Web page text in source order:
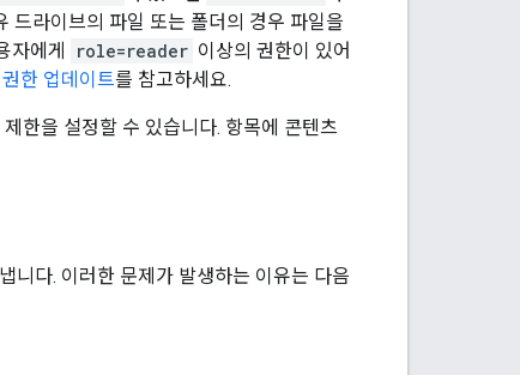
드라이브의 파일 또는 폴더의 경우 파일을
자에게 role=reader 이상의 권한이 있어
권한 업데이트를 참고하세요.
한을 설정할 수 있습니다. 항목에 콘텐츠
니다. 이러한 문제가 발생하는 이유는 다음